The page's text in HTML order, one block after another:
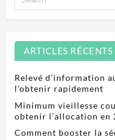
ARTICLES RÉCENTS
Relevé d’information
l’obtenir rapidement
Minimum vieillesse
obtenir l’allocation en
Comment booster la